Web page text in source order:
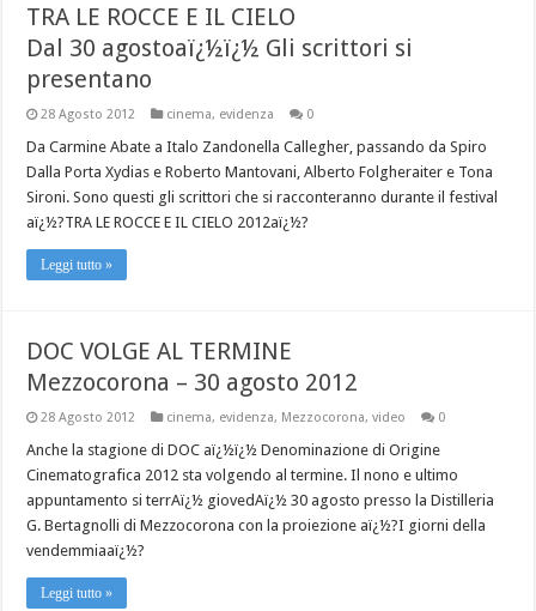
TRA LE ROCCE E IL CIELO
Dal 30 agostoaï¿½ï¿½ Gli scrittori si
presentano
28 Agosto 2012 cinema, evidenza 0
Da Carmine Abate a Italo Zandonella Callegher, passando da Spiro
Dalla Porta Xydias e Roberto Mantovani, Alberto Folgheraiter e Tona
Sironi. Sono questi gli scrittori che si racconteranno durante il festival
aï¿½?TRA LE ROCCE E IL CIELO 2012aï¿½?
Leggi tutto »
DOC VOLGE AL TERMINE
Mezzocorona – 30 agosto 2012
28 Agosto 2012 cinema, evidenza, Mezzocorona,video 0
Anche la stagione di DOC aï¿½ï¿½ Denominazione di Origine
Cinematografica 2012 sta volgendo al termine. Il nono e ultimo
appuntamento si terrAï¿½ giovedAï¿½ 30 agosto presso la Distilleria
G. Bertagnolli di Mezzocorona con la proiezione aï¿½?I giorni della
vendemmiaaï¿½?
Leggi tutto »